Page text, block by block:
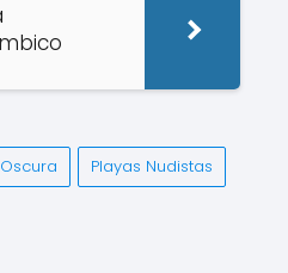
Playas Nudistas